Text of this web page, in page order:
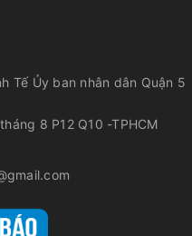
Tế Ủy ban nhân dân Quận 5
8 P12 Q10 -TPHCM